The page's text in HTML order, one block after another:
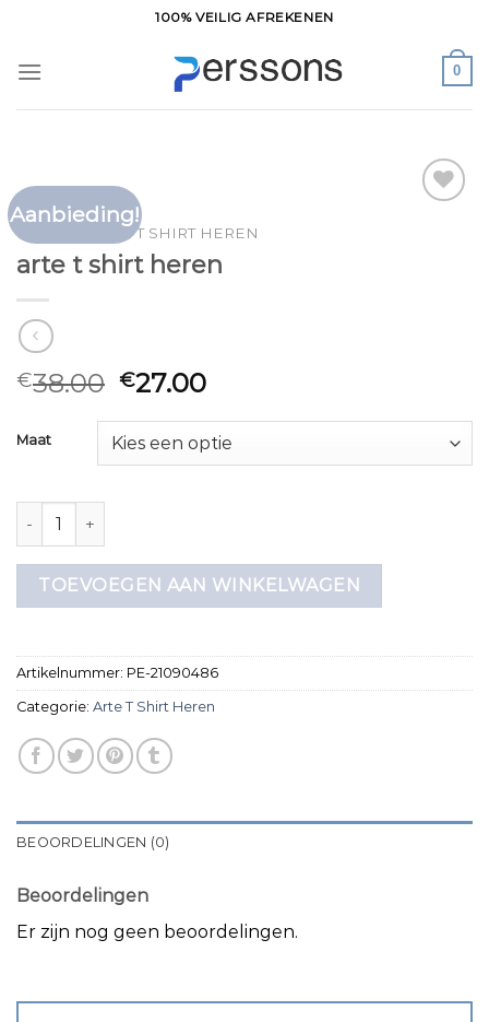
inhoud
100% VEILIG AFREKENEN
0
Aanbieding!
HOME ARTE T SHIRT HEREN
arte t shirt heren
€38.00 €27.00
Maat
arte t shirt heren aantal
TOEVOEGEN AAN WINKELWAGEN
Artikelnummer: PE-21090486
Categorie: Arte T Shirt Heren
BEOORDELINGEN (0)
Beoordelingen
Er zijn nog geen beoordelingen.